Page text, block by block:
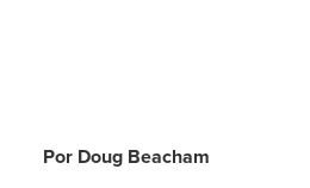
Por Doug Beacham